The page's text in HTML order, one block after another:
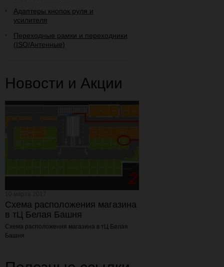
Адаптеры кнопок руля и
усилителя
Переходные рамки и переходники
(ISO/Антенные)
Новости и Акции
Схема расположения магазина
в тЦ Белая Башня
Схема расположения магазина в тЦ Белая
Башня